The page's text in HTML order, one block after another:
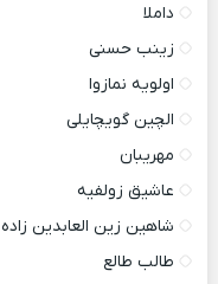
داملا
زینب حسنی
اولویه نمازوا
الچین گویچایلی
مهریبان
عاشیق زولفیه
شاهین زین العابدین زاده
طالب طالع